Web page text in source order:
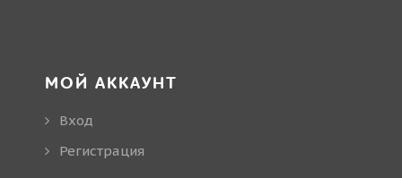
МОЙ АККАУНТ
Вход
Регистрация